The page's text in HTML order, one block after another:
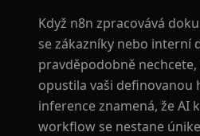
Když n8n zpracovává
se zákazníky nebo interní
pravděpodobně
opustila vaši definovanou
inference znamená, že AI
workflow se nestane